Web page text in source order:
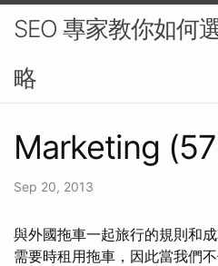
SEO 專家教你如何
略
Marketing
Sep 20, 2013
與外國拖車一起旅行的規則和
需要時租用拖車，因此當我們